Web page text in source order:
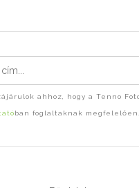
ahhoz, hogy a Tenno
ban foglaltaknak megfelelően.